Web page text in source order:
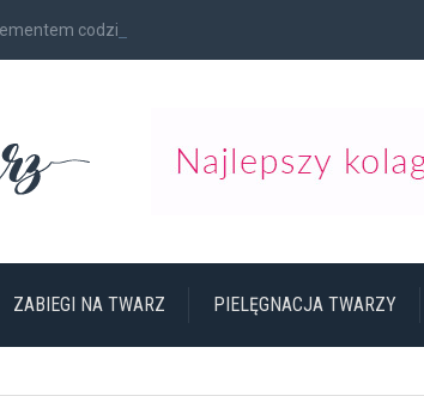
codziennego...
ZABIEGI NA TWARZ PIELĘGNACJA TWARZY